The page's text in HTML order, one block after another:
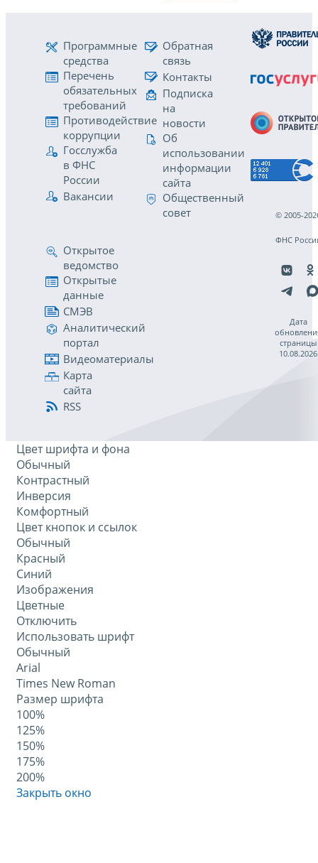
Программные
средства
Перечень
обязательных
требований
Противодействие
коррупции
Госслужба
в ФНС
России
Вакансии
Обратная
связь
Контакты
Подписка
на
новости
Об
использовании
информации
сайта
Общественный
совет
Открытое
ведомство
Открытые
данные
СМЭВ
Аналитический
портал
Видеоматериалы
Карта
сайта
RSS
© 2005-
ФНС
Дата
страницы
10.08.2026
Цвет шрифта и фона
Обычный
Контрастный
Инверсия
Комфортный
Цвет кнопок и ссылок
Обычный
Красный
Синий
Изображения
Цветные
Отключить
Использовать шрифт
Обычный
Arial
Times New Roman
Размер шрифта
100%
125%
150%
175%
200%
Закрыть окно